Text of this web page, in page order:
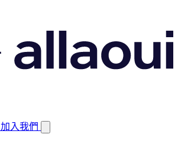
加入我們